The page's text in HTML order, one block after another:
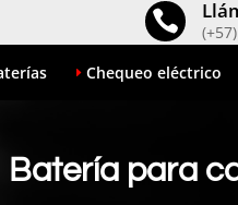

Chequeo eléctrico
Batería para